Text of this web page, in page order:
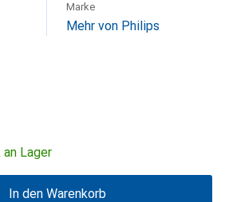
Marke
Mehr von Philips
Lager
In den Warenkorb